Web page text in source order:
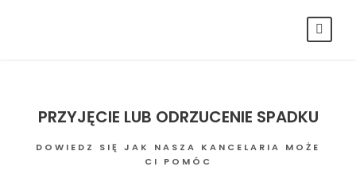
PRZYJĘCIE LUB ODRZUCENIE SPADKU
DOWIEDZ SIĘ JAK NASZA KANCELARIA MOŻE
CI POMÓC